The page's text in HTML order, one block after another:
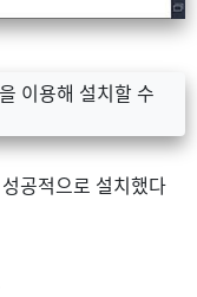
이용해 설치할 수
공적으로 설치했다